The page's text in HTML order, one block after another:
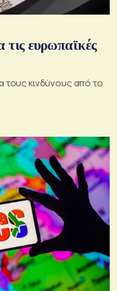
τις ευρωπαϊκές
τους κινδύνους από το